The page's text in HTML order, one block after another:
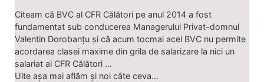
Citeam că BVC al CFR Călători pe anul 2014 a fost
fundamentat sub conducerea Managerului Privat-domnul
Valentin Dorobanțu și că acum tocmai acel BVC nu permite
acordarea clasei maxime din grila de salarizare la nici un
salariat al CFR Călători …
Uite așa mai aflăm și noi câte ceva…